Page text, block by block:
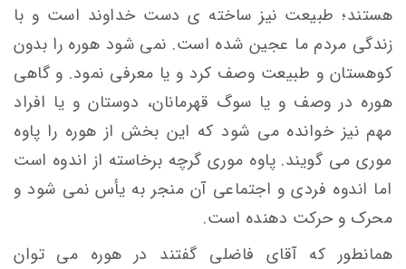
هستند؛ طبیعت نیز ساخته ی دست خداوند است و با
زندگی مردم ما عجین شده است. نمی شود هوره را بدون
کوهستان و طبیعت وصف کرد و یا معرفی نمود. و گاهی
هوره در وصف و یا سوگ قهرمانان، دوستان و یا افراد
مهم نیز خوانده می شود که این بخش از هوره را پاوه
موری می گویند. پاوه موری گرچه برخاسته از اندوه است
اما اندوه فردی و اجتماعی آن منجر به یأس نمی شود و
محرک و حرکت دهنده است.
همانطور که آقای فاضلی گفتند در هوره می توان